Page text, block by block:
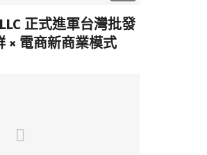
LLC 正式進軍台灣批發
電商新商業模式